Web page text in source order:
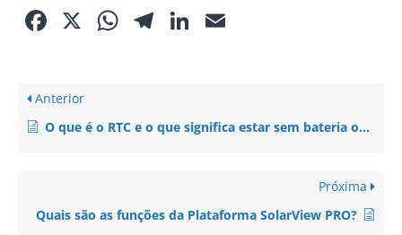
Facebook
X WhatsApp
Telegram
LinkedIn
Anterior
O que é o RTC e o que significa estar sem bateria ou descarregado ?
Próxima
Quais são as funções da Plataforma SolarView PRO?